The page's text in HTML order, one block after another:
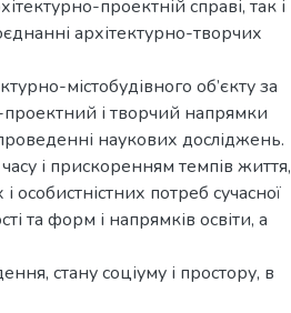
проектній справі, так і
архітектурно-творчих
містобудівного об’єкту за
і творчий напрямки
наукових досліджень.
і прискоренням темпів життя,
особистністних потреб сучасної
та форм і напрямків освіти, а
стану соціуму і простору, в